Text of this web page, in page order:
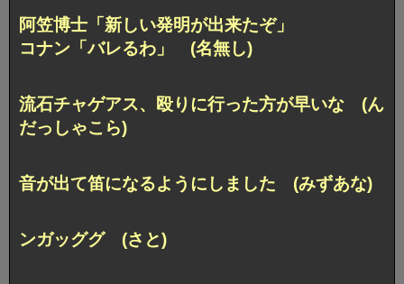
阿笠博士「新しい発明が出来たぞ」
コナン「バレるわ」 (名無し)
流石チャゲアス、殴りに行った方が早いな (ん
だっしゃこら)
音が出て笛になるようにしました (みずあな)
ンガッググ (さと)